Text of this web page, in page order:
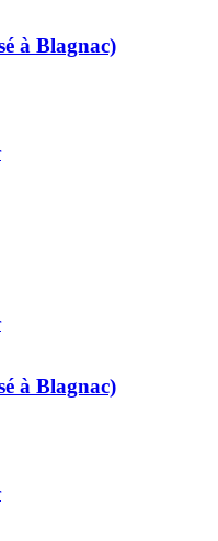
à Blagnac)
à Blagnac)